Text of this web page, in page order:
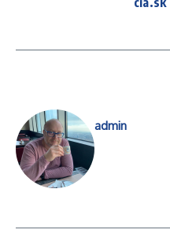
admin